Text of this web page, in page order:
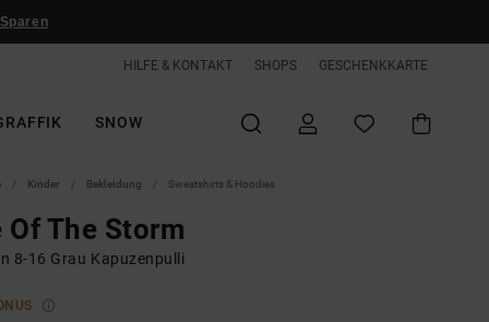
HILFE & KONTAKT SHOPS GESCHENKKARTE
SNOW
Kinder Bekleidung Sweatshirts & Hoodies
Of The Storm
8-16 Grau Kapuzenpulli